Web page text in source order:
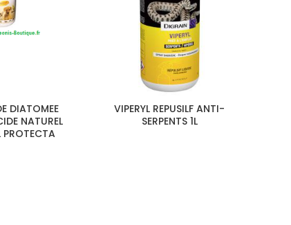
DIATOMEE
NATUREL
VIPERYL REPUSILF ANTI-
SERPENTS 1L